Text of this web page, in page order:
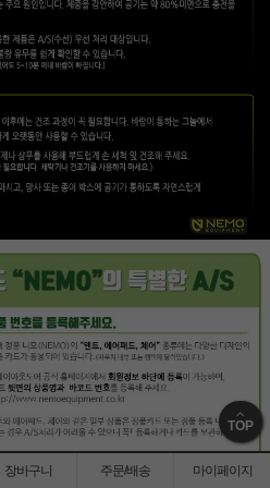
TOP
장바구니 주문/배송 마이페이지